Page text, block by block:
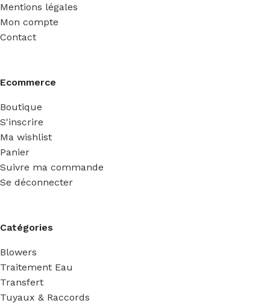
Mentions légales
Mon compte
Contact
Ecommerce
Boutique
S'inscrire
Ma wishlist
Panier
Suivre ma commande
Se déconnecter
Catégories
Blowers
Traitement Eau
Transfert
Tuyaux & Raccords